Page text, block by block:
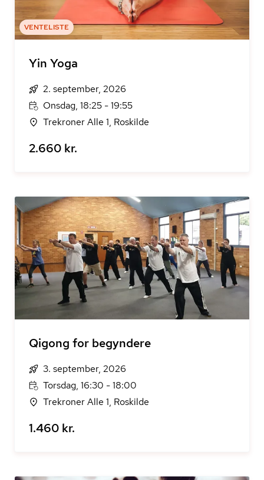
VENTELISTE
Yin Yoga
2. september, 2026
Onsdag, 18:25 - 19:55
Trekroner Alle 1, Roskilde
2.660 kr.
Qigong for begyndere
3. september, 2026
Torsdag, 16:30 - 18:00
Trekroner Alle 1, Roskilde
1.460 kr.